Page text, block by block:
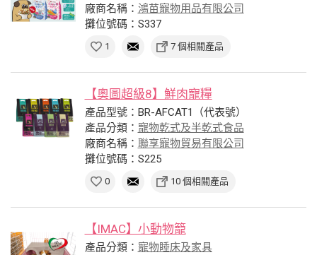
廠商名稱： 鴻苗寵物用品有限公司
攤位號碼：S337
1 7 個相關產品
【奧圖超級8】鮮肉寵糧
產品型號：BR-AFCAT1（代表號）
產品分類： 寵物乾式及半乾式食品
廠商名稱： 聯享寵物貿易有限公司
攤位號碼：S225
0 10 個相關產品
【IMAC】小動物籠
產品分類： 寵物睡床及家具